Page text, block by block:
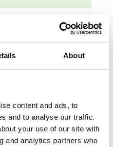
About
content and ads, to
and to analyse our traffic.
your use of our site with
and analytics partners who
ZAUJÍMAŤ